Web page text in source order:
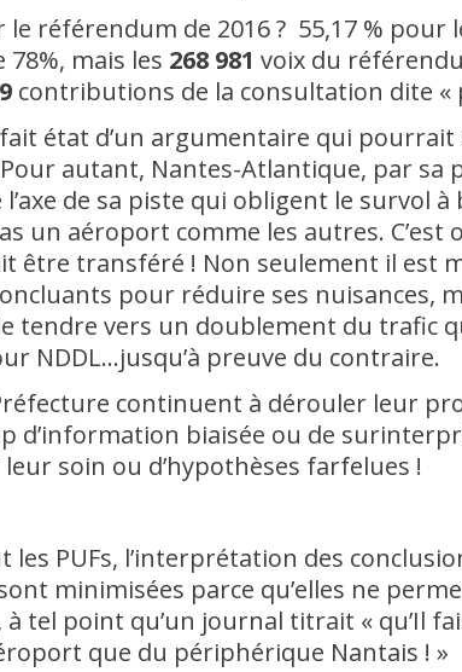
le référendum de 2016 ? 55,17 % pour
78%, mais les 268 981 voix du
contributions de la consultation dite «
état d’un argumentaire qui pourrait
autant, Nantes-Atlantique, par sa
l’axe de sa piste qui obligent le survol
un aéroport comme les autres.
être transféré ! Non seulement il est
pour réduire ses nuisances,
tendre vers un doublement du trafic
NDDL…jusqu’à preuve du contraire.
continuent à dérouler leur
d’information biaisée ou de
soin ou d’hypothèses farfelues !
les PUFs, l’interprétation des
minimisées parce qu’elles ne
tel point qu’un journal titrait « qu’Il
que du périphérique Nantais ! »